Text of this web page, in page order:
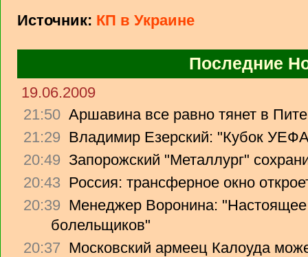
Источник: КП в Украине
Последние
19.06.2009
21:50 Аршавина все равно тянет в
21:29 Владимир Езерский: "Кубок
20:49 Запорожский "Металлург"
20:43 Россия: трансферное окно
20:39 Менеджер Воронина: "Настоящее
болельщиков"
20:37 Московский армеец Калоуда